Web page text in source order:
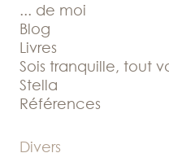
... de moi
Blog
Livres
Sois tranquille, tout
Stella
Références
Divers